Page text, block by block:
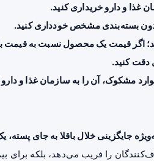
غذا و دارو خریداری کنید.
بسته‌بندی مشخص خودداری کنید.
اگر قیمت یک محصول نسبت به قیمت
کنید.
مشکوک، آن را به سازمان غذا و
جایگزینی خلال باقلا به جای
را فریب می‌دهد، بلکه برای